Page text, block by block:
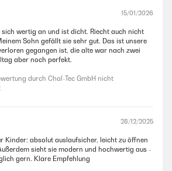
15/01/2026
sich wertig an und ist dicht. Riecht auch nicht
Sohn gefällt sie sehr gut. Das ist unsere
gegangen ist, die alte war nach zwei
aber noch perfekt.
durch Chal-Tec GmbH nicht
28/12/2025
Kinder: absolut auslaufsicher, leicht zu öffnen
sieht sie modern und hochwertig aus -
gern. Klare Empfehlung